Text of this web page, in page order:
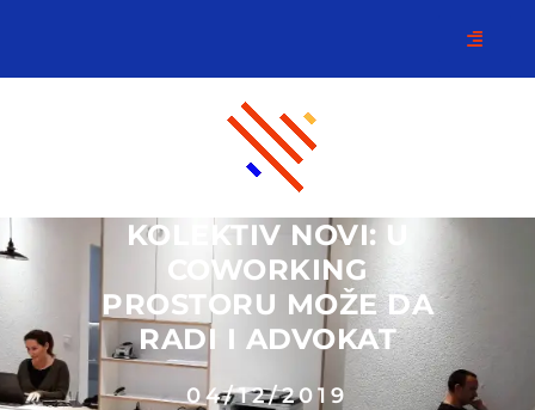
KOLEKTIV NOVI: U
COWORKING
PROSTORU MOŽE DA
RADI I ADVOKAT
04/12/2019